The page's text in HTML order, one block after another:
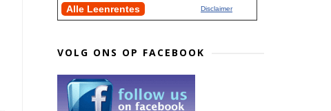
Alle Leenrentes
Disclaimer
VOLG ONS OP FACEBOOK